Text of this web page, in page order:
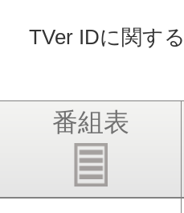
TVer IDに関す
番組表